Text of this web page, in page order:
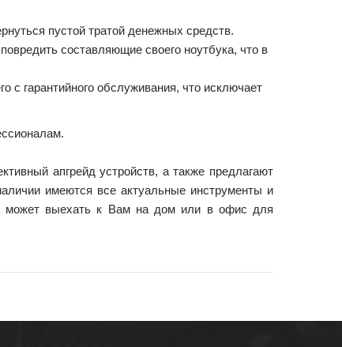
пустой тратой денежных средств.
составляющие своего ноутбука, что в
с гарантийного обслуживания, что исключает
апгрейд устройств, а также предлагают
имеются все актуальные инструменты и
может выехать к Вам на дом или в офис для